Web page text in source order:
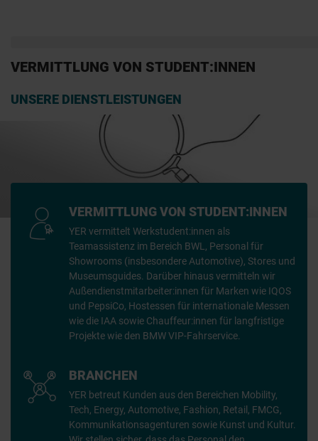
VERMITTLUNG VON STUDENT:INNEN
UNSERE DIENSTLEISTUNGEN
VERMITTLUNG VON STUDENT:INNEN
YER vermittelt Werkstudent:innen als
Teamassistenz im Bereich BWL, Personal für
Showrooms (insbesondere Automotive), Stores und
Museumsguides. Darüber hinaus vermitteln wir
Außendienstmitarbeiter:innen für Marken wie IQOS
und PepsiCo, Hostessen für internationale Messen
wie die IAA sowie Chauffeur:innen für langfristige
Projekte wie den BMW VIP-Fahrservice.
BRANCHEN
YER betreut Kunden aus den Bereichen Mobility,
Tech, Energy, Automotive, Fashion, Retail, FMCG,
Kommunikationsagenturen sowie Kunst und Kultur.